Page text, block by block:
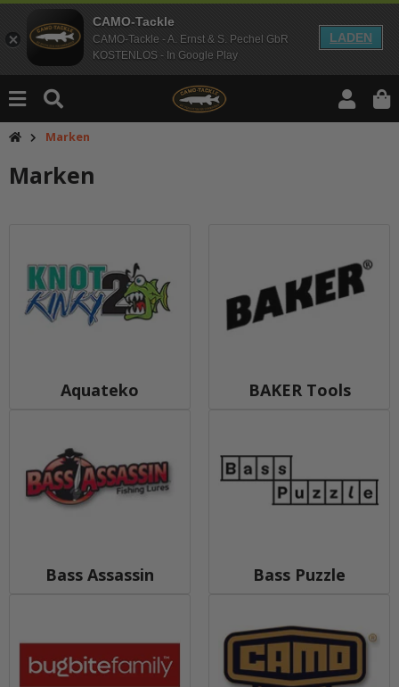
CAMO-Tackle
CAMO-Tackle - A. Ernst & S. Pechel GbR
KOSTENLOS - In Google Play
LADEN
Marken
Marken
Aquateko BAKER Tools
Bass Assassin Bass Puzzle